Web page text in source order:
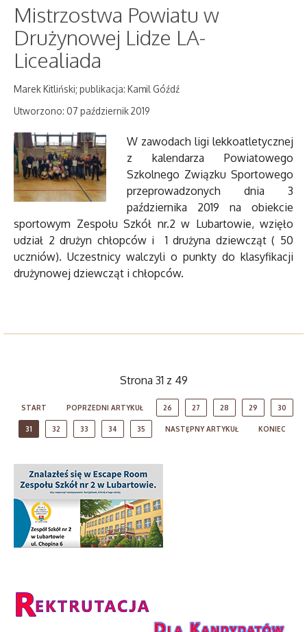
Mistrzostwa Powiatu w
Drużynowej Lidze LA-
Licealiada
Marek Kitliński; publikacja: Kamil Góźdź
Utworzono: 07 październik 2019
W zawodach ligi lekkoatletycznej
z kalendarza Powiatowego
Szkolnego Związku Sportowego
przeprowadzonych dnia 3
października 2019 na obiekcie
sportowym Zespołu Szkół nr.2 w Lubartowie, wzięło
udział 2 drużyn chłopców i 1 drużyna dziewcząt ( 50
uczniów). Uczestnicy walczyli o punkty do klasyfikacji
drużynowej dziewcząt i chłopców.
Strona 31 z 49
START POPRZEDNI ARTYKUŁ 26 27 28 29 30
31 32 33 34 35 NASTĘPNY ARTYKUŁ KONIEC